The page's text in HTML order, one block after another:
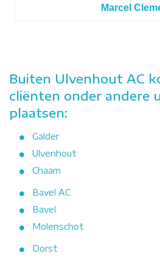
Marcel
Buiten Ulvenhout AC
cliënten onder andere
plaatsen:
Galder
Ulvenhout
Chaam
Bavel AC
Bavel
Molenschot
Dorst